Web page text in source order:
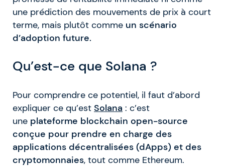
une prédiction des mouvements de prix à court
terme, mais plutôt comme un scénario
d’adoption future.
Qu’est-ce que Solana ?
Pour comprendre ce potentiel, il faut d’abord
expliquer ce qu’est Solana : c’est
une plateforme blockchain open-source
conçue pour prendre en charge des
applications décentralisées (dApps) et des
cryptomonnaies, tout comme Ethereum.